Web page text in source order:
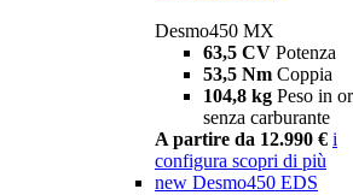
Desmo450 MX
63,5 CV Potenza
53,5 Nm Coppia
104,8 kg Peso in
senza carburante
A partire da 12.990 € i
configura scopri di più
new Desmo450 EDS